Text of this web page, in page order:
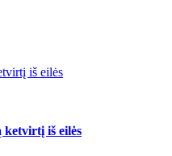
iš eilės
ketvirtį iš eilės